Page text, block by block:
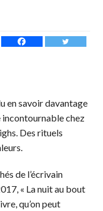
en savoir davantage
chez
Des rituels
de l’écrivain
« La nuit au bout
qu’on peut